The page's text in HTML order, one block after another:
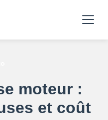
moteur :
et coût